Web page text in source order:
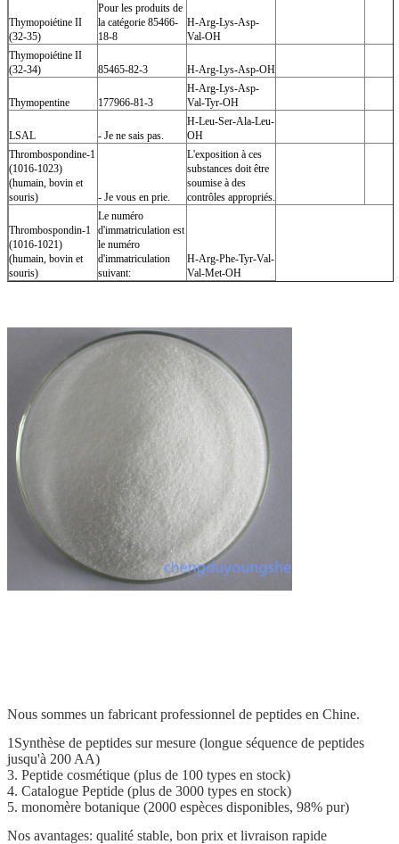
Thymopoiétine II
(32-35)
Pour les produits de
la catégorie 85466-
18-8
H-Arg-Lys-Asp-
Val-OH
Thymopoiétine II
(32-34)
85465-82-3 H-Arg-Lys-Asp-OH
Thymopentine 177966-81-3
H-Arg-Lys-Asp-
Val-Tyr-OH
LSAL - Je ne sais pas.
H-Leu-Ser-Ala-Leu-
OH
Thrombospondine-1
(1016-1023)
(humain, bovin et
souris)
- Je vous en prie.
L'exposition à ces
substances doit être
soumise à des
contrôles appropriés.
Thrombospondin-1
(1016-1021)
(humain, bovin et
souris)
Le numéro
d'immatriculation est
le numéro
d'immatriculation
suivant:
H-Arg-Phe-Tyr-Val-
Val-Met-OH
Nous sommes un fabricant professionnel de peptides en Chine.
1Synthèse de peptides sur mesure (longue séquence de peptides
jusqu'à 200 AA)
3. Peptide cosmétique (plus de 100 types en stock)
4. Catalogue Peptide (plus de 3000 types en stock)
5. monomère botanique (2000 espèces disponibles, 98% pur)
Nos avantages: qualité stable, bon prix et livraison rapide